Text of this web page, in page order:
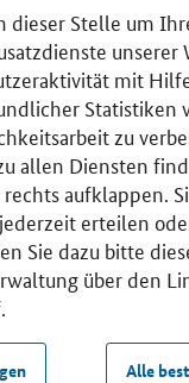
dieser Stelle um
unserer
mit
Statistiken
zu
allen Diensten
aufklappen.
erteilen
Sie dazu bitte
über den
Alle